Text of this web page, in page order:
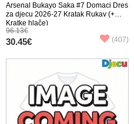
Arsenal Bukayo Saka #7 Domaci Dres
za djecu 2026-27 Kratak Rukav (+
Kratke hlače)
96.13€
30.45€ (407)